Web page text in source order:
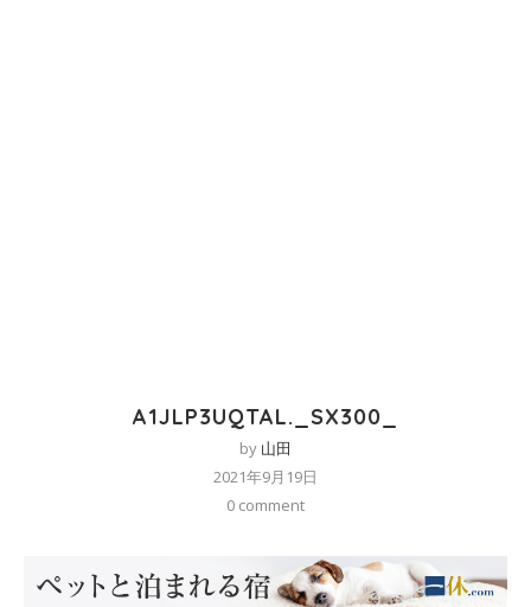
A1JLP3UQTAL._SX300_
by 山田
2021年9月19日
0 comment